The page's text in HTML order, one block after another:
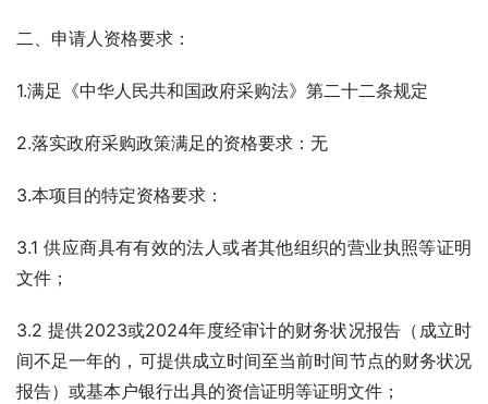
二、申请人资格要求：
1.满足《中华人民共和国政府采购法》第二十二条规定
2.落实政府采购政策满足的资格要求：无
3.本项目的特定资格要求：
3.1 供应商具有有效的法人或者其他组织的营业执照等证明
文件；
3.2 提供2023或2024年度经审计的财务状况报告（成立时
间不足一年的，可提供成立时间至当前时间节点的财务状况
报告）或基本户银行出具的资信证明等证明文件；